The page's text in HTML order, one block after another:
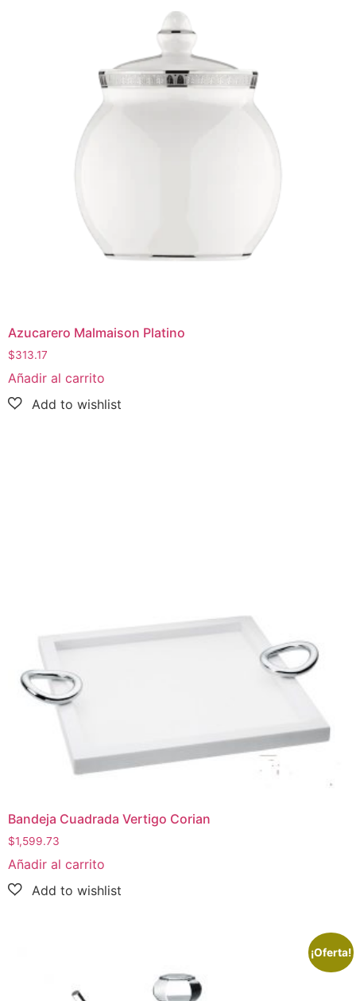
Azucarero Malmaison Platino
$313.17
Añadir al carrito
Bandeja Cuadrada Vertigo Corian
$1,599.73
Añadir al carrito
¡Oferta!